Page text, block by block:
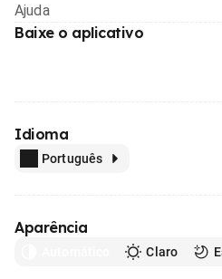
Ajuda
Baixe o aplicativo
Idioma
Português
Aparência
Claro